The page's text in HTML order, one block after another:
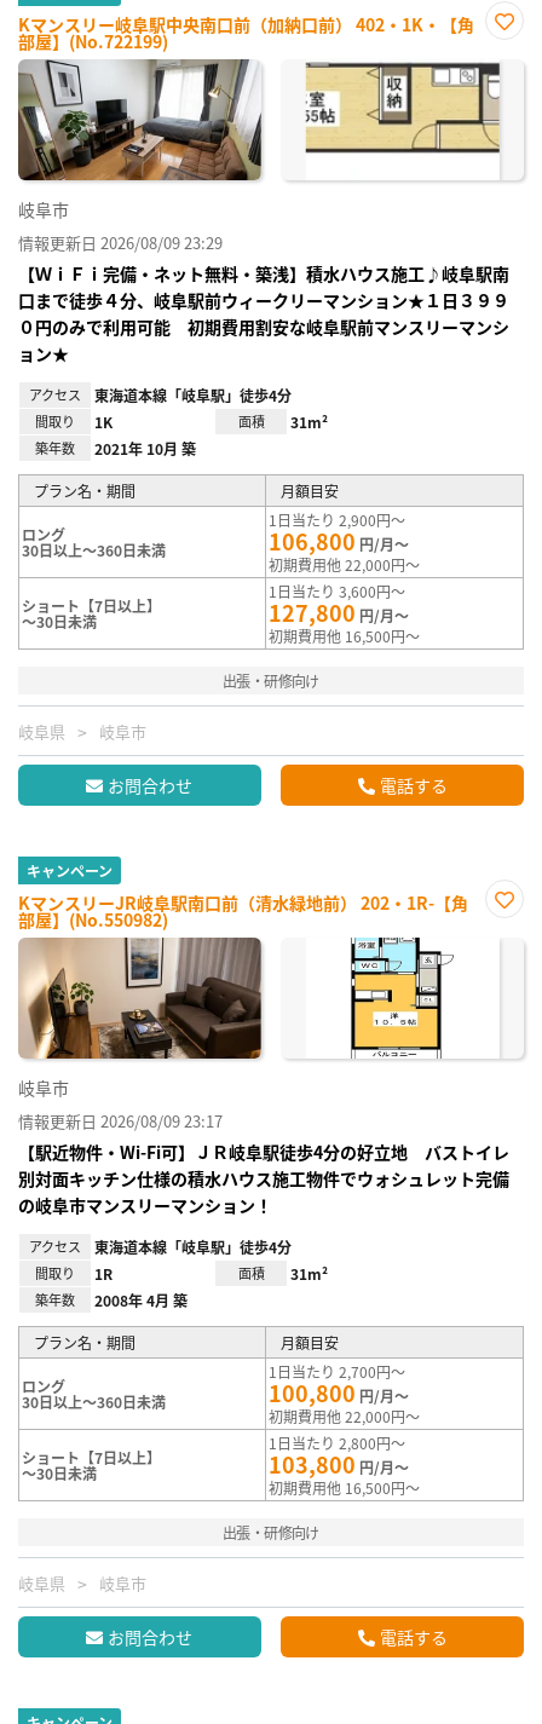
Kマンスリー岐阜駅中央南口前（加納口前） 402・1K・【角
部屋】(No.722199)
に入
り登
録
岐阜市
情報更新日 2026/08/09 23:29
【ＷｉＦｉ完備・ネット無料・築浅】積水ハウス施工♪岐阜駅南
口まで徒歩４分、岐阜駅前ウィークリーマンション★１日３９９
０円のみで利用可能 初期費用割安な岐阜駅前マンスリーマンシ
ョン★
アクセス 東海道本線「岐阜駅」徒歩4分
間取り 1K 面積 31m²
築年数 2021年 10月 築
プラン名・期間 月額目安
ロング
30日以上～360日未満
1日当たり 2,900円～
106,800 円/月～
初期費用他 22,000円～
ショート【7日以上】
～30日未満
1日当たり 3,600円～
127,800 円/月～
初期費用他 16,500円～
出張・研修向け
岐阜県 岐阜市
お問合わせ 電話する
キャンペーン
KマンスリーJR岐阜駅南口前（清水緑地前） 202・1R-【角
部屋】(No.550982)
に入
岐阜市
情報更新日 2026/08/09 23:17
【駅近物件・Wi-Fi可】ＪＲ岐阜駅徒歩4分の好立地 バストイレ
別対面キッチン仕様の積水ハウス施工物件でウォシュレット完備
の岐阜市マンスリーマンション！
アクセス 東海道本線「岐阜駅」徒歩4分
間取り 1R 面積 31m²
築年数 2008年 4月 築
プラン名・期間 月額目安
ロング
30日以上～360日未満
1日当たり 2,700円～
100,800 円/月～
初期費用他 22,000円～
ショート【7日以上】
～30日未満
1日当たり 2,800円～
103,800 円/月～
初期費用他 16,500円～
出張・研修向け
岐阜県 岐阜市
お問合わせ 電話する